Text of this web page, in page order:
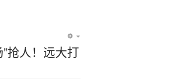
抢人！远大打